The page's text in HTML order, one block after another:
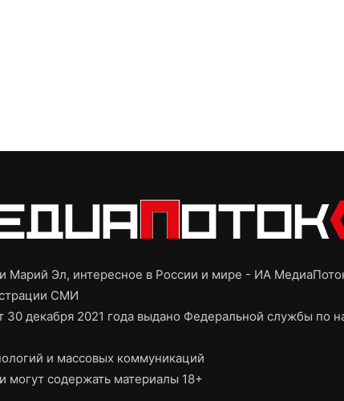
Марий Эл, интересное в России и мире - ИА
СМИ
декабря 2021 года выдано Федеральной службы по
и массовых коммуникаций
могут содержать материалы 18+